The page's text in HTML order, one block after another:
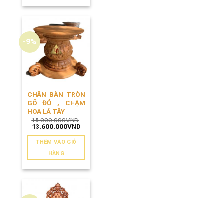
-9%
CHÂN BÀN TRÒN
GÕ ĐỎ , CHẠM
HOA LÁ TÂY
15.000.000VND
Giá
là:
15.000.000VND.
13.600.000VNDGiá
tại
THÊM VÀO GIỎ
HÀNG